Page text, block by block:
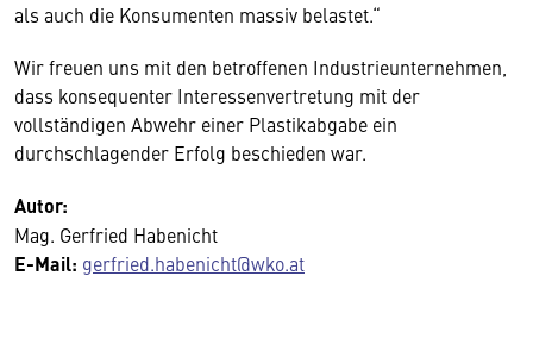
als auch die Konsumenten massiv belastet.“
Wir freuen uns mit den betroffenen Industrieunternehmen,
dass konsequenter Interessenvertretung mit der
vollständigen Abwehr einer Plastikabgabe ein
durchschlagender Erfolg beschieden war.
Autor:
Mag. Gerfried Habenicht
E-Mail: gerfried.habenicht@wko.at